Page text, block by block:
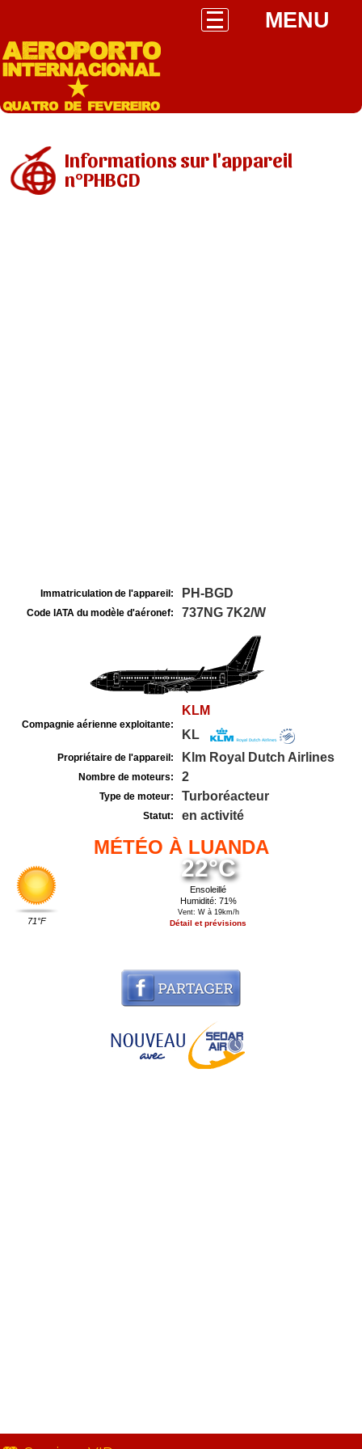
MENU
Informations sur l'appareil
n°PHBGD
Immatriculation de l'appareil: PH-BGD
Code IATA du modèle d'aéronef: 737NG 7K2/W
Compagnie aérienne exploitante:
KLM
KL
Propriétaire de l'appareil: Klm Royal Dutch Airlines
Nombre de moteurs: 2
Type de moteur: Turboréacteur
Statut: en activité
MÉTÉO À LUANDA
71°F
22°C
Ensoleillé
Humidité: 71%
Vent: W à 19km/h
Détail et prévisions